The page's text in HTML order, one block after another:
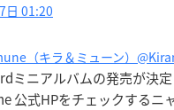
日 01:20
（キラ＆ミューン）
ミニアルバムの発売が決
公式HPをチェックするニ